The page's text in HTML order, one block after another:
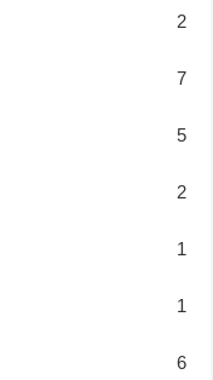
2
7
5
2
1
1
6